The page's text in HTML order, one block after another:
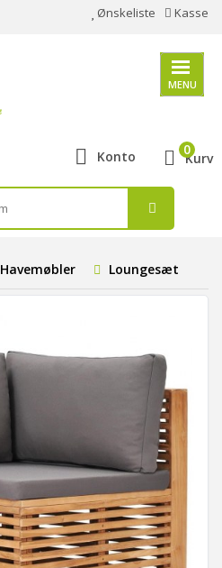
Ønskeliste Kasse
MENU
Konto Kurv
0
Havemøbler Loungesæt